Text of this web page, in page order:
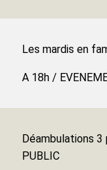
Les mardis en
A 18h /
Déambulations
PUBLIC